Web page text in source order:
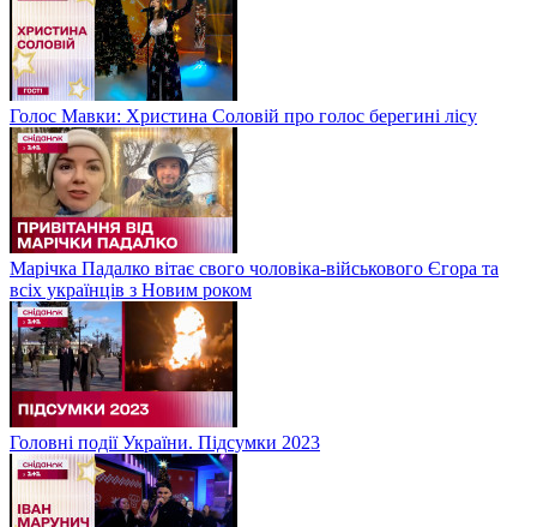
Голос Мавки: Христина Соловій про голос берегині лісу
Марічка Падалко вітає свого чоловіка-військового Єгора та
всіх українців з Новим роком
Головні події України. Підсумки 2023